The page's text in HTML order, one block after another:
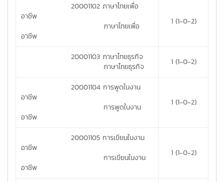
20001102 ภาษาไทยเพื่อ
อาชีพ
ภาษาไทยเพื่อ
อาชีพ
1 (1-0-2)
20001103 ภาษาไทยธุรกิจ
ภาษาไทยธุรกิจ
1 (1-0-2)
20001104 การพูดในงาน
อาชีพ
การพูดในงาน
อาชีพ
1 (1-0-2)
20001105 การเขียนในงาน
อาชีพ
การเขียนในงาน
อาชีพ
1 (1-0-2)